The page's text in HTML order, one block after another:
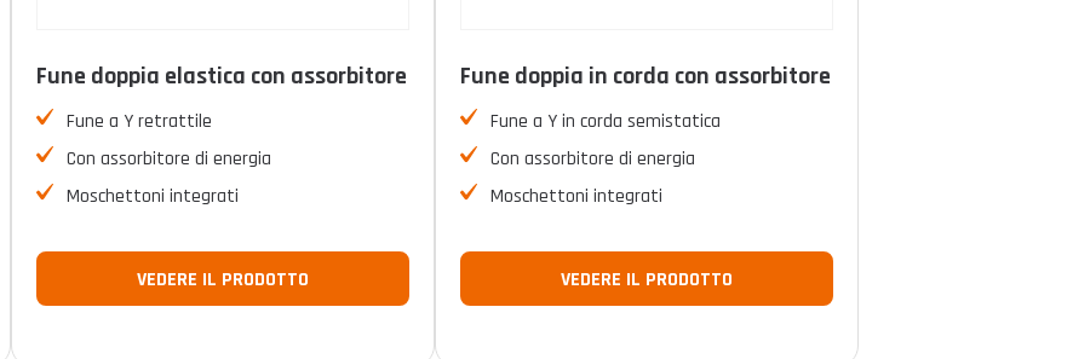
Fune doppia elastica con assorbitore
Fune a Y retrattile
Con assorbitore di energia
Moschettoni integrati
VEDERE IL PRODOTTO
Fune doppia in corda con assorbitore
Fune a Y in corda semistatica
Con assorbitore di energia
Moschettoni integrati
VEDERE IL PRODOTTO